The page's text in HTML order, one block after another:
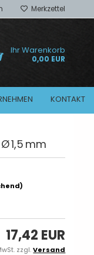
Merkzettel
Ihr Warenkorb
0,00 EUR
KONTAKT
1,5 mm
17,42 EUR
zzgl.Versand